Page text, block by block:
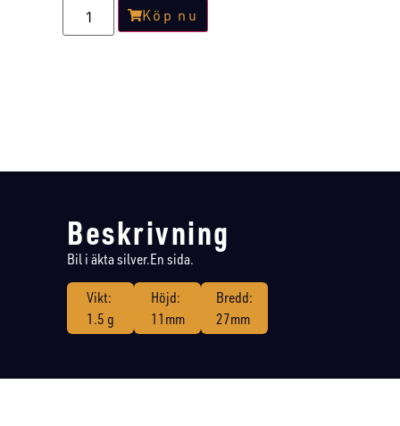
Köp nu
Beskrivning
Bil i äkta silver.En sida.
Vikt:
1.5 g
Höjd:
11mm
Bredd:
27mm